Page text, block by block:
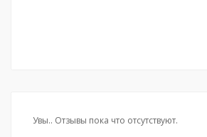
Увы.. Отзывы пока что отсутствуют.